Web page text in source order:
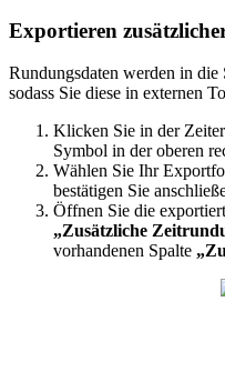
Exportieren zusä
Rundungsdaten werden in die
sodass Sie diese in externen
Klicken Sie in der
Symbol in der oberen
Wählen Sie Ihr
bestätigen Sie anschließ
Öffnen Sie die
„Zusätzliche
vorhandenen Spalte „